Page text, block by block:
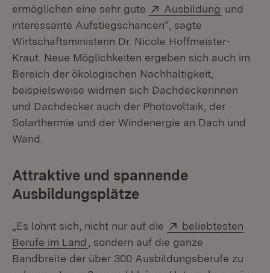
ermöglichen eine sehr gute
Extern:
Ausbildung (Öffnet
und
interessante Aufstiegschancen“, sagte
Wirtschaftsministerin Dr. Nicole Hoffmeister-
Kraut. Neue Möglichkeiten ergeben sich auch im
Bereich der ökologischen Nachhaltigkeit,
beispielsweise widmen sich Dachdeckerinnen
und Dachdecker auch der Photovoltaik, der
Solarthermie und der Windenergie an Dach und
Wand.
Attraktive und spannende
Ausbildungsplätze
„Es lohnt sich, nicht nur auf die Extern:
beliebtesten
Berufe im Land (Öffnet in neuem Fenster)
, sondern auf die ganze
Bandbreite der über 300 Ausbildungsberufe zu